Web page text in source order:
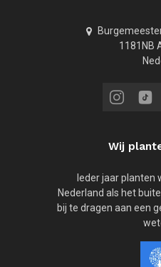
1181NB
Wij
Ieder jaar planten
Nederland als het
bij te dragen aan een